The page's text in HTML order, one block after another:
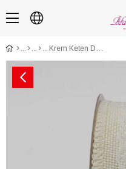
Krem Keten Dantelli Kurdele 4 Cm